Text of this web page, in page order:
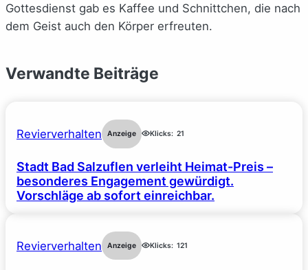
Gottesdienst gab es Kaffee und Schnittchen, die nach
dem Geist auch den Körper erfreuten.
Verwandte Beiträge
Revierverhalten Anzeige Klicks: 21
Stadt Bad Salzuflen verleiht Heimat-Preis –
besonderes Engagement gewürdigt.
Vorschläge ab sofort einreichbar.
Revierverhalten Anzeige Klicks: 121